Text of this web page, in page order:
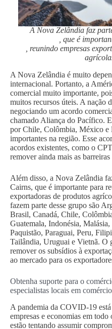
A Nova Zelândia faz
, que é
, reunindo empresas
A Nova Zelândia é muito
internacional. Portanto, a
comercial muito importante,
muitos recursos úteis. A nação
negociando um acordo
chamado Aliança do Pacífico.
por Chile, Colômbia, México e
importantes na região. Esse
acordos existentes, como o
remover ainda mais as
Além disso, a Nova Zelândia
Cairns, que é importante para
exportadoras de produtos
fazem parte desse grupo são
Brasil, Canadá, Chile,
Guatemala, Indonésia,
Paquistão, Paraguai, Peru,
Tailândia, Uruguai e Vietnã. O
remover os subsídios à
ao mercado para os
Obtenha suporte para o
especialistas locais em comércio
A pandemia da COVID-19
empresas e economias em
estão tentando assumir